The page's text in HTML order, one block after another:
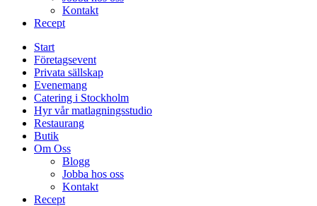
Kontakt
Recept
Start
Företagsevent
Privata sällskap
Evenemang
Catering i Stockholm
Hyr vår matlagningsstudio
Restaurang
Butik
Om Oss
Blogg
Jobba hos oss
Kontakt
Recept